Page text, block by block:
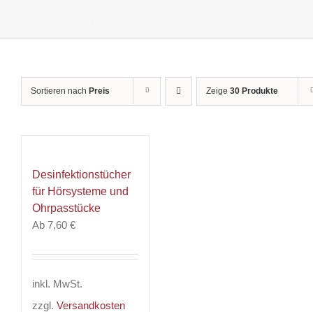
Sortieren nach Preis Zeige 30 Produkte
Desinfektionstücher
für Hörsysteme und
Ohrpasstücke
Ab 7,60 €
inkl. MwSt.
zzgl. Versandkosten